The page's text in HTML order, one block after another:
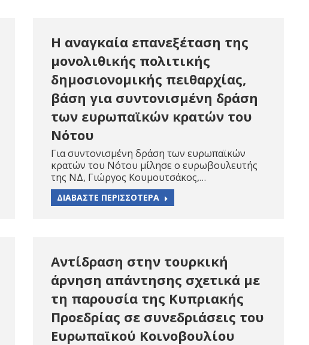
Η αναγκαία επανεξέταση της
μονολιθικής πολιτικής
δημοσιονομικής πειθαρχίας,
βάση για συντονισμένη δράση
των ευρωπαϊκών κρατών του
Νότου
Για συντονισμένη δράση των ευρωπαϊκών
κρατών του Νότου μίλησε ο ευρωβουλευτής
της ΝΔ, Γιώργος Κουμουτσάκος,…
ΔΙΑΒΑΣΤΕ ΠΕΡΙΣΣΟΤΕΡΑ
Αντίδραση στην τουρκική
άρνηση απάντησης σχετικά με
τη παρουσία της Κυπριακής
Προεδρίας σε συνεδριάσεις του
Ευρωπαϊκού Κοινοβουλίου